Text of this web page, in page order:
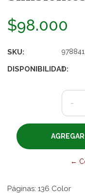
$98.000
SKU:
DISPONIBILIDAD:
1
-
←
Páginas: 136 Color